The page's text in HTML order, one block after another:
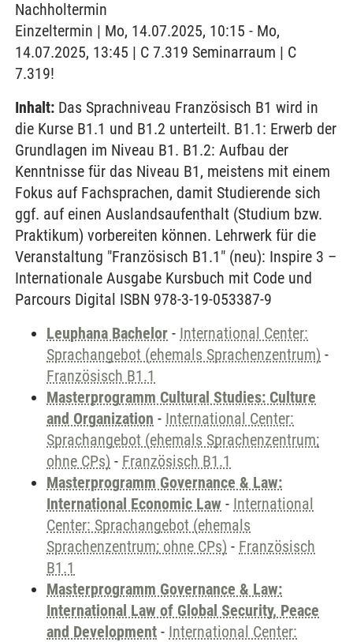
Nachholtermin
Einzeltermin | Mo, 14.07.2025, 10:15 - Mo,
14.07.2025, 13:45 | C 7.319 Seminarraum | C
7.319!
Inhalt: Das Sprachniveau Französisch B1 wird in
die Kurse B1.1 und B1.2 unterteilt. B1.1: Erwerb der
Grundlagen im Niveau B1. B1.2: Aufbau der
Kenntnisse für das Niveau B1, meistens mit einem
Fokus auf Fachsprachen, damit Studierende sich
ggf. auf einen Auslandsaufenthalt (Studium bzw.
Praktikum) vorbereiten können. Lehrwerk für die
Veranstaltung "Französisch B1.1" (neu): Inspire 3 –
Internationale Ausgabe Kursbuch mit Code und
Parcours Digital ISBN 978-3-19-053387-9
Leuphana Bachelor - International Center:
Sprachangebot (ehemals Sprachenzentrum) -
Französisch B1.1
Masterprogramm Cultural Studies: Culture
and Organization - International Center:
Sprachangebot (ehemals Sprachenzentrum;
ohne CPs) - Französisch B1.1
Masterprogramm Governance & Law:
International Economic Law - International
Center: Sprachangebot (ehemals
Sprachenzentrum; ohne CPs) - Französisch
B1.1
Masterprogramm Governance & Law:
International Law of Global Security, Peace
and Development - International Center: